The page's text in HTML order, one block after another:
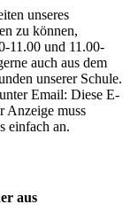
unseres
zu können,
11.00 und 11.00-
auch aus dem
unserer Schule.
Email: Diese E-
Anzeige muss
einfach an.
aus